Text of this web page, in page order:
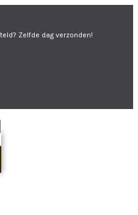
Zelfde dag verzonden!